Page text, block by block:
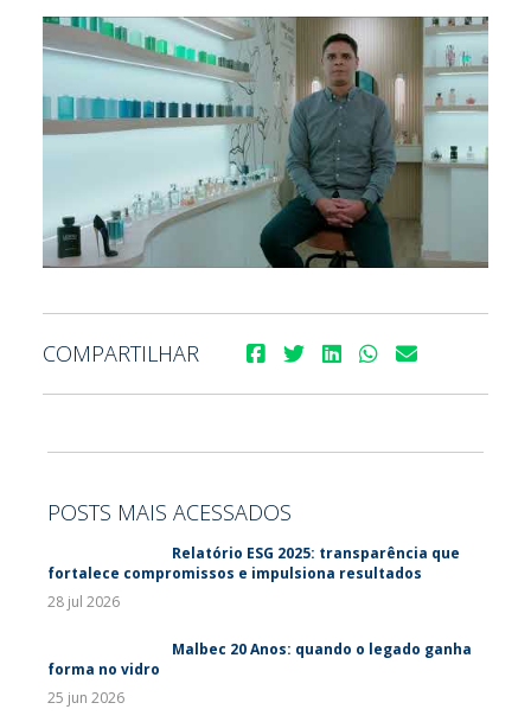
COMPARTILHAR
POSTS MAIS ACESSADOS
Relatório ESG 2025: transparência que
fortalece compromissos e impulsiona resultados
28 jul 2026
Malbec 20 Anos: quando o legado ganha
forma no vidro
25 jun 2026